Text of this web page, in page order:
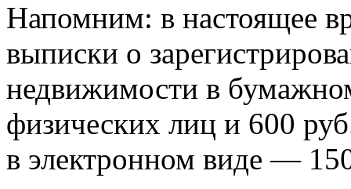
Напомним: в настоящее
выписки о
недвижимости в
физических лиц и 600
в электронном виде —